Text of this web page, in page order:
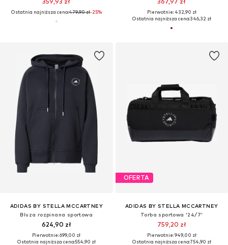
Ostatnia najniższa cena:479,90 zł-25%
Pierwotnie: 432,90 zł
Ostatnia najniższa cena:346,32 zł
ADIDAS BY STELLA MCCARTNEY
Bluza rozpinana sportowa
624,90 zł
Pierwotnie: 699,00 zł
Ostatnia najniższa cena:554,90 zł
OFERTA
ADIDAS BY STELLA MCCARTNEY
Torba sportowa '24/7'
759,20 zł
Pierwotnie: 949,00 zł
Ostatnia najniższa cena:754,90 zł